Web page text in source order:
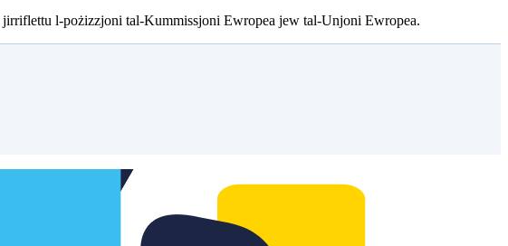
l-pożizzjoni tal-Kummissjoni Ewropea jew tal-Unjoni Ewropea.